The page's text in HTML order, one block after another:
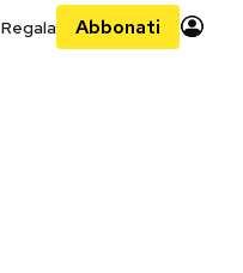
Regala Abbonati